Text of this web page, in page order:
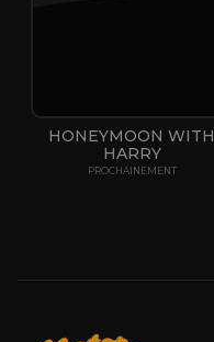
HONEYMOON WITH
HARRY
PROCHAINEMENT